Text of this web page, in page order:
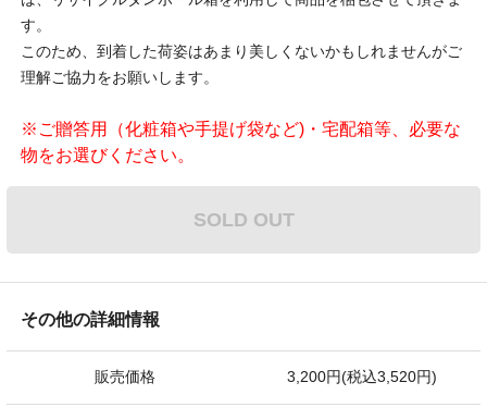
す。
このため、到着した荷姿はあまり美しくないかもしれませんがご
理解ご協力をお願いします。
※ご贈答用（化粧箱や手提げ袋など)・宅配箱等、必要な
物をお選びください。
SOLD OUT
その他の詳細情報
販売価格 3,200円(税込3,520円)